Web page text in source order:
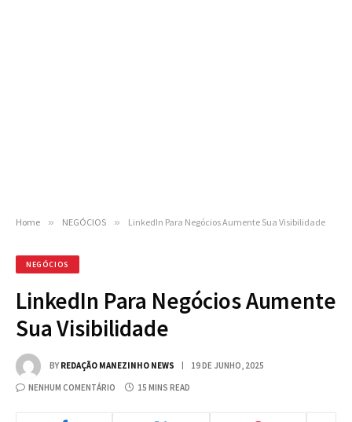
Home » NEGÓCIOS » LinkedIn Para Negócios Aumente Sua Visibilidade
NEGÓCIOS
LinkedIn Para Negócios Aumente
Sua Visibilidade
BY REDAÇÃO MANEZINHO NEWS 19 DE JUNHO, 2025
NENHUM COMENTÁRIO 15 MINS READ